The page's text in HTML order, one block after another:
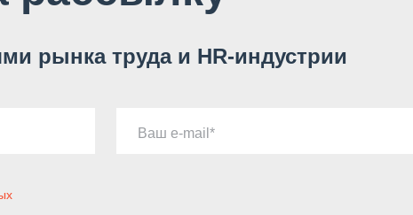
рынка труда и HR-индустрии
Ваш e-mail